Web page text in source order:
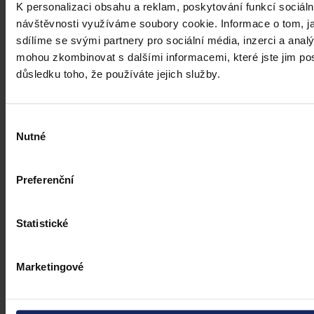
K personalizaci obsahu a reklam, poskytování funkcí
návštěvnosti využíváme soubory cookie. Informace o tom,
sdílíme se svými partnery pro sociální média, inzerci a
mohou zkombinovat s dalšími informacemi, které jste jim
důsledku toho, že používáte jejich služby.
souhlasu
Nutné
Preferenční
Statistické
Marketingové
předchozího jednání poškozeného a reálných základů pro hodnotící
úsudek.
Kolektiv autorů • 3. srpna 2026, 07:37